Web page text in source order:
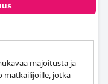
majoitusta ja
matkailijoille, jotka